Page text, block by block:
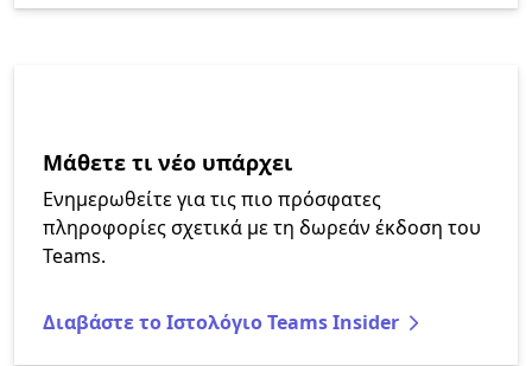
Μάθετε τι νέο υπάρχει
Ενημερωθείτε για τις πιο πρόσφατες
πληροφορίες σχετικά με τη δωρεάν έκδοση του
Teams.
Διαβάστε το Ιστολόγιο Teams Insider